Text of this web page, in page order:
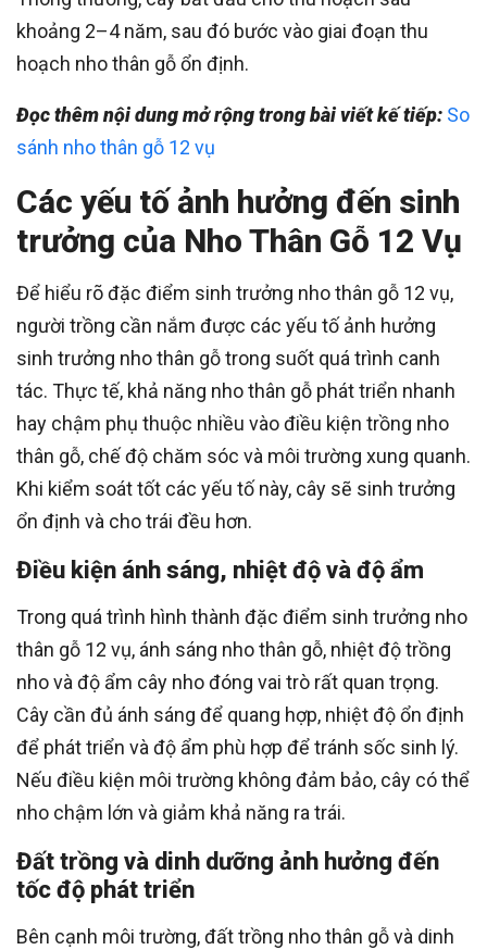
khoảng 2–4 năm, sau đó bước vào giai đoạn thu
hoạch nho thân gỗ ổn định.
Đọc thêm nội dung mở rộng trong bài viết kế tiếp: So
sánh nho thân gỗ 12 vụ
Các yếu tố ảnh hưởng đến sinh
trưởng của Nho Thân Gỗ 12 Vụ
Để hiểu rõ đặc điểm sinh trưởng nho thân gỗ 12 vụ,
người trồng cần nắm được các yếu tố ảnh hưởng
sinh trưởng nho thân gỗ trong suốt quá trình canh
tác. Thực tế, khả năng nho thân gỗ phát triển nhanh
hay chậm phụ thuộc nhiều vào điều kiện trồng nho
thân gỗ, chế độ chăm sóc và môi trường xung quanh.
Khi kiểm soát tốt các yếu tố này, cây sẽ sinh trưởng
ổn định và cho trái đều hơn.
Điều kiện ánh sáng, nhiệt độ và độ ẩm
Trong quá trình hình thành đặc điểm sinh trưởng nho
thân gỗ 12 vụ, ánh sáng nho thân gỗ, nhiệt độ trồng
nho và độ ẩm cây nho đóng vai trò rất quan trọng.
Cây cần đủ ánh sáng để quang hợp, nhiệt độ ổn định
để phát triển và độ ẩm phù hợp để tránh sốc sinh lý.
Nếu điều kiện môi trường không đảm bảo, cây có thể
nho chậm lớn và giảm khả năng ra trái.
Đất trồng và dinh dưỡng ảnh hưởng đến
tốc độ phát triển
Bên cạnh môi trường, đất trồng nho thân gỗ và dinh